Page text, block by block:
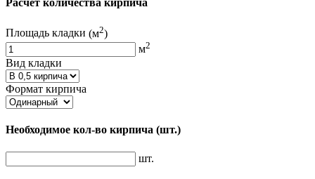
Расчет количества кирпича
Площадь кладки (м2)
м2
Вид кладки
Формат кирпича
Необходимое кол-во кирпича (шт.)
шт.